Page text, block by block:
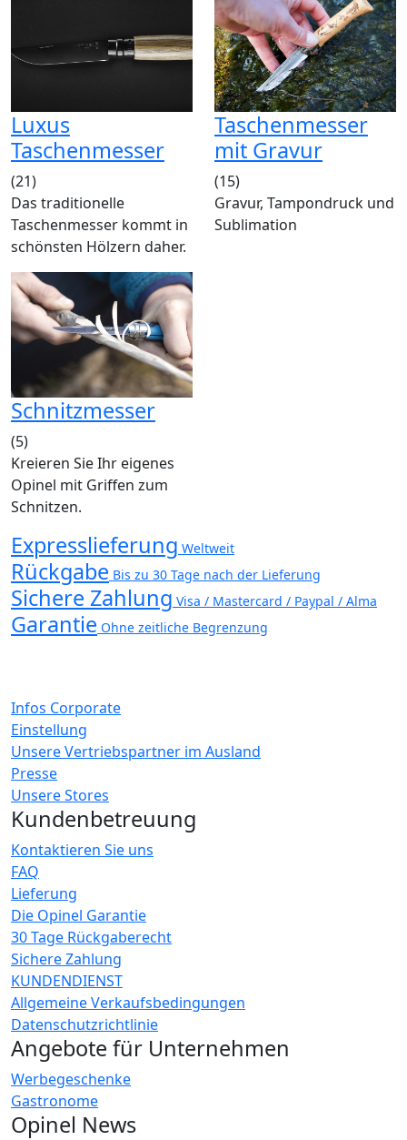
Luxus
Taschenmesser
(21)
Das traditionelle
Taschenmesser kommt in
schönsten Hölzern daher.
Taschenmesser
mit Gravur
(15)
Gravur, Tampondruck und
Sublimation
Schnitzmesser
(5)
Kreieren Sie Ihr eigenes
Opinel mit Griffen zum
Schnitzen.
Expresslieferung Weltweit
Rückgabe Bis zu 30 Tage nach der Lieferung
Sichere Zahlung Visa / Mastercard / Paypal / Alma
Garantie Ohne zeitliche Begrenzung
Infos Corporate
Einstellung
Unsere Vertriebspartner im Ausland
Presse
Unsere Stores
Kundenbetreuung
Kontaktieren Sie uns
FAQ
Lieferung
Die Opinel Garantie
30 Tage Rückgaberecht
Sichere Zahlung
KUNDENDIENST
Allgemeine Verkaufsbedingungen
Datenschutzrichtlinie
Angebote für Unternehmen
Werbegeschenke
Gastronome
Opinel News